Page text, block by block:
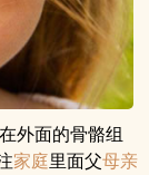
外面的骨骼组
家庭里面父母亲